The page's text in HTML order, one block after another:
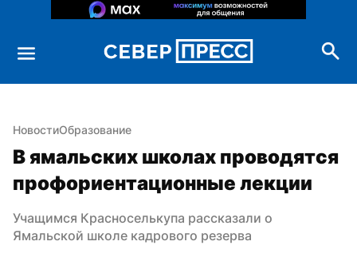
НовостиОбразование
В ямальских школах проводятся
профориентационные лекции
Учащимся Красноселькупа рассказали о
Ямальской школе кадрового резерва